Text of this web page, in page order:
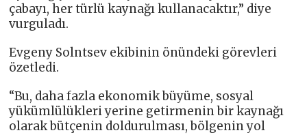
çabayı, her türlü kaynağı kullanacaktır,” diye
vurguladı.
Evgeny Solntsev ekibinin önündeki görevleri
özetledi.
“Bu, daha fazla ekonomik büyüme, sosyal
yükümlülükleri yerine getirmenin bir kaynağı
olarak bütçenin doldurulması, bölgenin yol